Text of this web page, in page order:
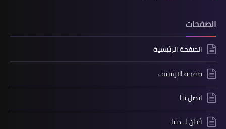
الصفحات
الصفحة الرئيسية
صفحة الارشيف
اتصل بنا
أعلن لــدينا